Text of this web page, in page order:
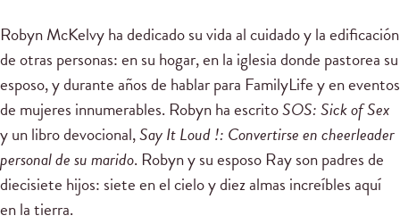
Robyn McKelvy ha dedicado su vida al cuidado y la edificación
de otras personas: en su hogar, en la iglesia donde pastorea su
esposo, y durante años de hablar para FamilyLife y en eventos
de mujeres innumerables. Robyn ha escritoSOS: Sick of Sex
y un libro devocional,Say It Loud !: Convertirse en cheerleader
personal de su marido. Robyn y su esposo Ray son padres de
diecisiete hijos: siete en el cielo y diez almas increíbles aquí
en la tierra.